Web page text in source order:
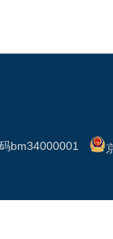
bm34000001